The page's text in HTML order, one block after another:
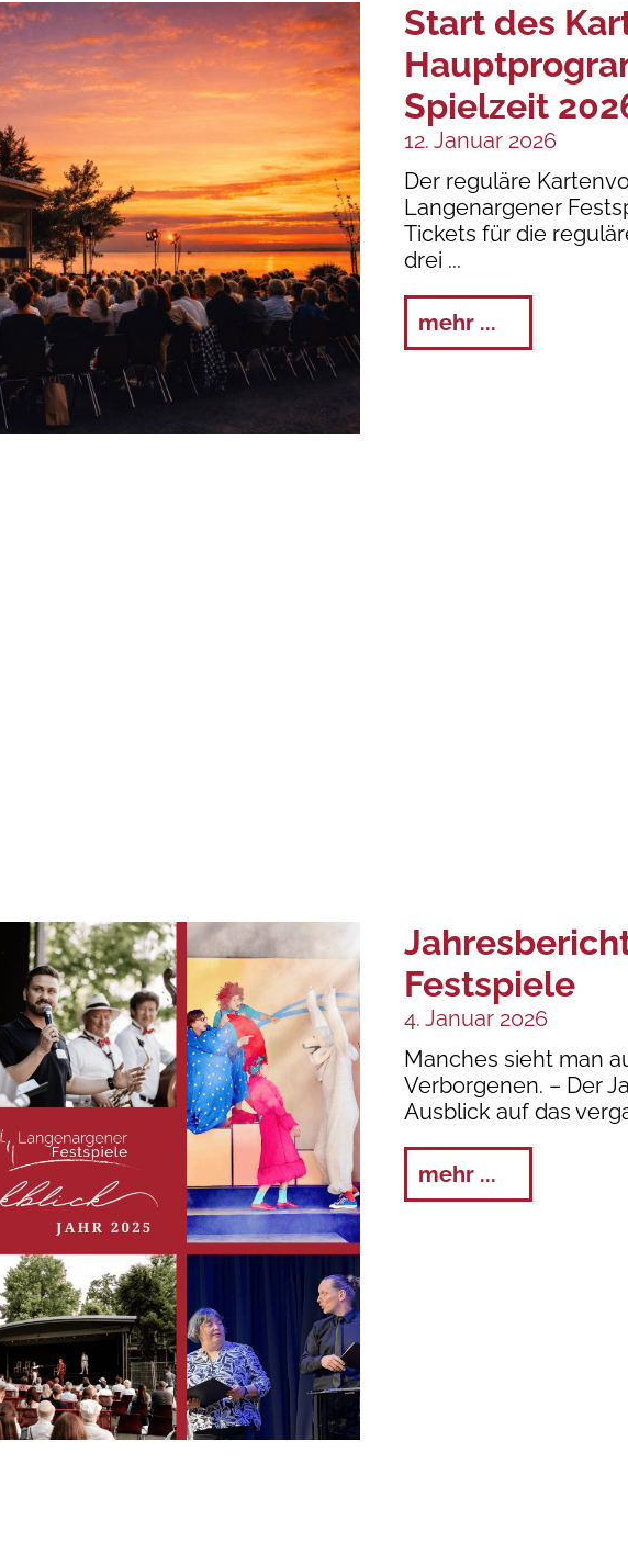
Start des
Spielzeit
12. Januar 2026
Der reguläre
Langenargener
Tickets für die
drei
mehr ...
Festspiele
4. Januar 2026
Manches sieht man
Verborgenen. – Der
Ausblick auf das
mehr ...